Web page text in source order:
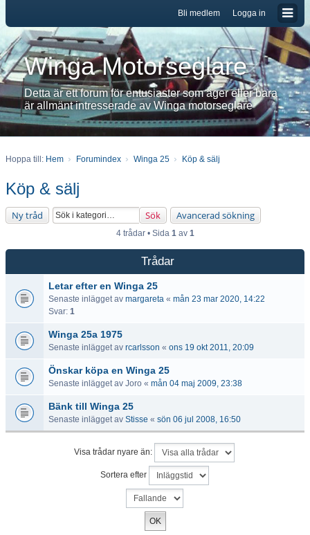
Logga in
Bli medlem
Winga Motorseglare
Detta är ett forum för entusiaster som äger eller bara
är allmänt intresserade av Winga motorseglare
Hoppa till: Hem Forumindex Winga 25 Köp & sälj
Köp & sälj
Ny tråd Sök Avancerad sökning
4 trådar • Sida 1av 1
Trådar
Letar efter en Winga 25
Senaste inlägget av margareta « mån 23 mar 2020, 14:22
Svar: 1
Winga 25a 1975
Senaste inlägget av rcarlsson « ons 19 okt 2011, 20:09
Önskar köpa en Winga 25
Senaste inlägget av Joro « mån 04 maj 2009, 23:38
Bänk till Winga 25
Senaste inlägget av Stisse « sön 06 jul 2008, 16:50
Visa trådar nyare än:
Sortera efter